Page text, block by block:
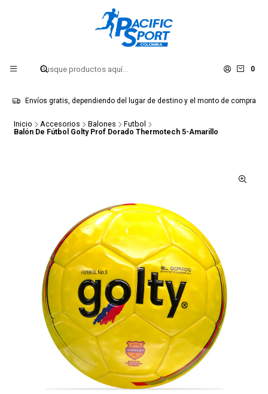
0
Envíos gratis, dependiendo del lugar de destino y el monto de compra
Inicio Accesorios Balones
Futbol
Balón De Fútbol Golty Prof Dorado Thermotech 5-Amarillo